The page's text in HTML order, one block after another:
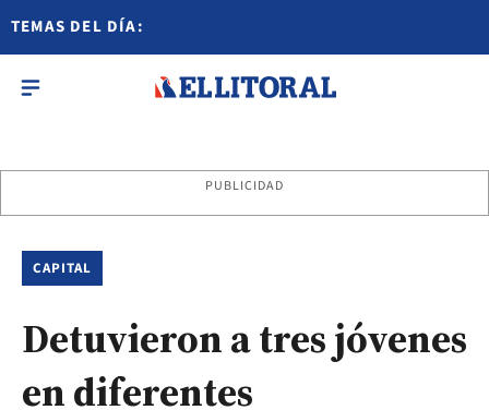
TEMAS DEL DÍA:
PUBLICIDAD
CAPITAL
Detuvieron a tres jóvenes
en diferentes